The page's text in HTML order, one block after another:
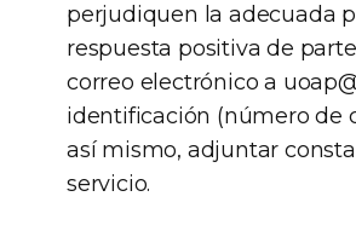
perjudiquen la adecuada
respuesta positiva de
correo electrónico a
identificación (número de
así mismo, adjuntar
servicio.